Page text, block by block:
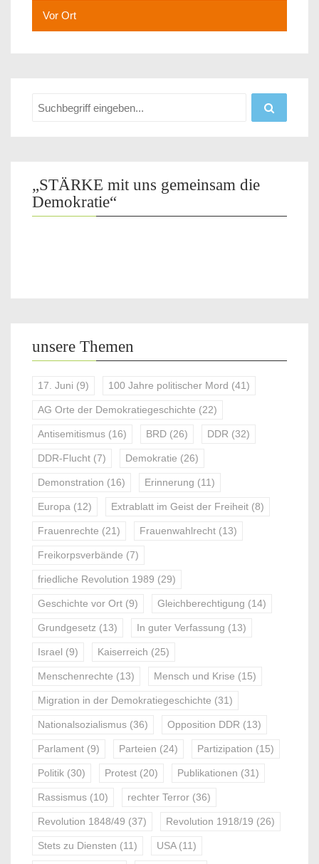
Vor Ort
„STÄRKE mit uns gemeinsam die
Demokratie“
unsere Themen
17. Juni (9) 100 Jahre politischer Mord (41)
AG Orte der Demokratiegeschichte (22)
Antisemitismus (16) BRD (26) DDR (32)
DDR-Flucht (7) Demokratie (26)
Demonstration (16) Erinnerung (11)
Europa (12) Extrablatt im Geist der Freiheit (8)
Frauenrechte (21) Frauenwahlrecht (13)
Freikorpsverbände (7)
friedliche Revolution 1989 (29)
Geschichte vor Ort (9) Gleichberechtigung (14)
Grundgesetz (13) In guter Verfassung (13)
Israel (9) Kaiserreich (25)
Menschenrechte (13) Mensch und Krise (15)
Migration in der Demokratiegeschichte (31)
Nationalsozialismus (36) Opposition DDR (13)
Parlament (9) Parteien (24) Partizipation (15)
Politik (30) Protest (20) Publikationen (31)
Rassismus (10) rechter Terror (36)
Revolution 1848/49 (37) Revolution 1918/19 (26)
Stets zu Diensten (11) USA(11)